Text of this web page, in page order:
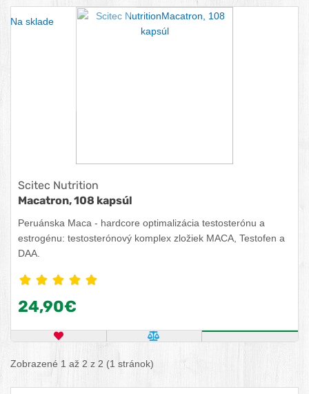
Na sklade
Scitec Nutrition
Macatron, 108 kapsúl
Peruánska Maca - hardcore optimalizácia testosterónu a
estrogénu: testosterónový komplex zložiek MACA, Testofen a
DAA.
24,90€
OBĽÚBENÝ PRODUKTPOROVNAŤ PRODUKTKÚPIŤ
Zobrazené 1 až 2 z 2 (1 stránok)